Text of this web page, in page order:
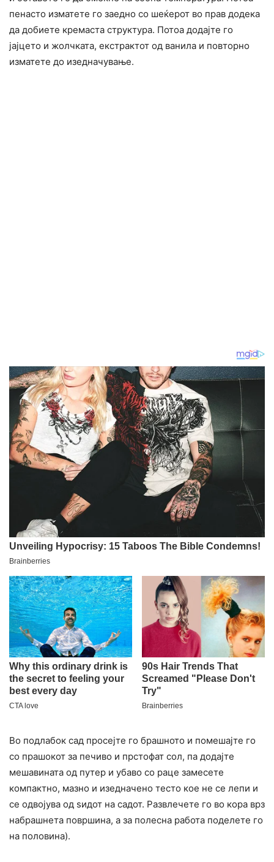
пенасто изматете го заедно со шеќерот во прав додека
да добиете кремаста структура. Потоа додајте го
јајцето и жолчката, екстрактот од ванила и повторно
изматете до изедначување.
Во подлабок сад просејте го брашното и помешајте го
со прашокот за печиво и прстофат сол, па додајте
мешавината од путер и убаво со раце замесете
компактно, мазно и изедначено тесто кое не се лепи и
се одвојува од ѕидот на садот. Развлечете го во кора врз
набрашнета површина, а за полесна работа поделете го
на половина).